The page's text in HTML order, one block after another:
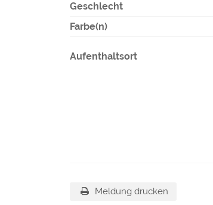
Geschlecht
Farbe(n)
Aufenthaltsort
Meldung drucken